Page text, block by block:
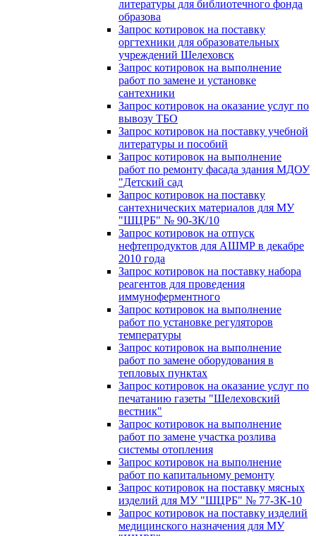
литературы для библиотечного фонда
образова
Запрос котировок на поставку
оргтехники для образовательных
учреждений Шелеховск
Запрос котировок на выполнение
работ по замене и установке
сантехники
Запрос котировок на оказание услуг по
вывозу ТБО
Запрос котировок на поставку учебной
литературы и пособий
Запрос котировок на выполнение
работ по ремонту фасада здания МДОУ
"Детский сад
Запрос котировок на поставку
сантехнических материалов для МУ
"ШЦРБ" № 90-ЗК/10
Запрос котировок на отпуск
нефтепродуктов для АШМР в декабре
2010 года
Запрос котировок на поставку набора
реагентов для проведения
иммуноферментного
Запрос котировок на выполнение
работ по установке регуляторов
температуры
Запрос котировок на выполнение
работ по замене оборудования в
тепловых пунктах
Запрос котировок на оказание услуг по
печатанию газеты "Шелеховский
вестник"
Запрос котировок на выполнение
работ по замене участка розлива
системы отопления
Запрос котировок на выполнение
работ по капитальному ремонту
Запрос котировок на поставку мясных
изделий для МУ "ШЦРБ" № 77-ЗК-10
Запрос котировок на поставку изделий
медицинского назначения для МУ